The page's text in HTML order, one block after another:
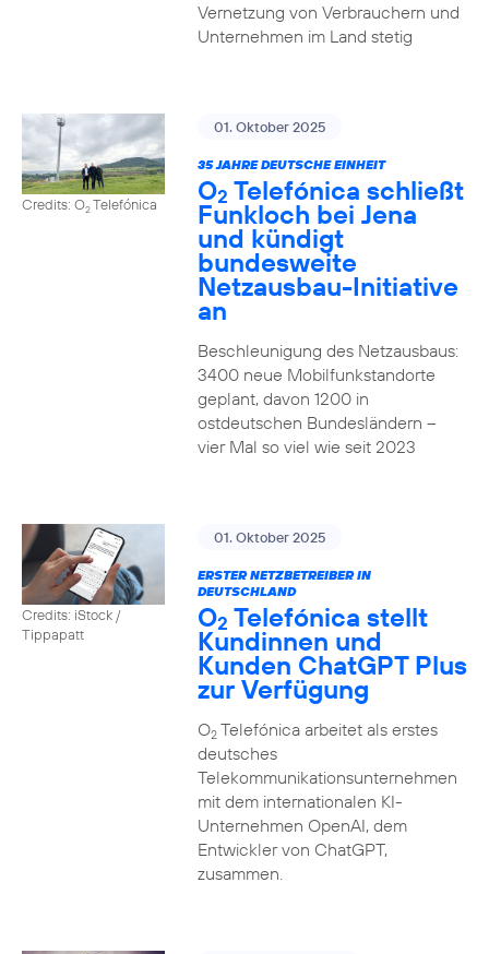
Vernetzung von Verbrauchern und
Unternehmen im Land stetig
Credits: O2Telefónica
01. Oktober 2025
35 JAHRE DEUTSCHE EINHEIT
O2 Telefónica schließt
Funkloch bei Jena
und kündigt
bundesweite
Netzausbau-Initiative
an
Beschleunigung des Netzausbaus:
3400 neue Mobilfunkstandorte
geplant, davon 1200 in
ostdeutschen Bundesländern –
vier Mal so viel wie seit 2023
Credits: iStock /
Tippapatt
01. Oktober 2025
ERSTER NETZBETREIBER IN
DEUTSCHLAND
O2 Telefónica stellt
Kundinnen und
Kunden ChatGPT Plus
zur Verfügung
O2Telefónica arbeitet als erstes
deutsches
Telekommunikationsunternehmen
mit dem internationalen KI-
Unternehmen OpenAI, dem
Entwickler von ChatGPT,
zusammen.